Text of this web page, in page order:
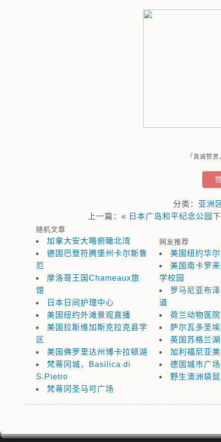
「真诚赞
分类： 亚洲
上一篇：« 日本广岛和平纪念公园
随机文章
加拿大安大略俯瞰北湾
德国巴登符腾堡州卡尔斯鲁
厄
摩洛哥王国Chameaux旅
馆
日本日间护理中心
美国纽约外滩景观直播
美国拉斯维加斯克拉克县学
区
美国佛罗里达州博卡拉顿湖
梵蒂冈城，Basilica di
S.Pietro
梵蒂冈圣马可广场
网友推荐
美国纽约华
美国南卡罗
学校园
罗马尼亚布
道
荷兰动物医
萨尔瓦多圣
英国苏格兰
加利福尼亚
德国城市广场
野生澳洲袋